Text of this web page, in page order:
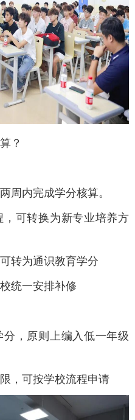
？
周内完成学分核算。
，可转换为新专业培养方
转为通识教育学分
统一安排补修
，原则上编入低一年级
，可按学校流程申请